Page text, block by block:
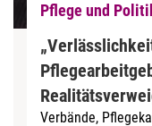
Pflege und
Verbände,